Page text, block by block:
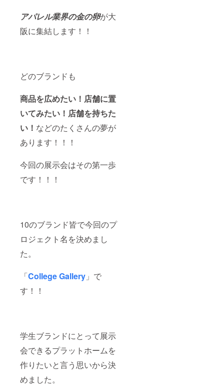
アパレル業界の金の卵が大
阪に集結します！！
どのブランドも
商品を広めたい！店舗に置
いてみたい！店舗を持ちた
い！ などのたくさんの夢が
あります！！！
今回の展示会はその第一歩
です！！！
10のブランド皆で今回のプ
ロジェクト名を決めまし
た。
「College Gallery 」で
す！！
学生ブランドにとって展示
会できるプラットホームを
作りたいと言う思いから決
めました。